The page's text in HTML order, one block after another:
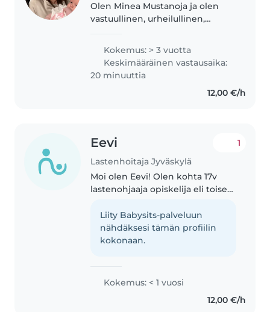
Olen Minea Mustanoja ja olen
vastuullinen, urheilullinen,
ikäinen lastenhoitaja. Minulla on
3 vuoden kokemus vauvojen,
taaperoiden, esikoululaisten..
Kokemus: > 3 vuotta
Keskimääräinen vastausaika:
20 minuuttia
12,00 €/h
Eevi
Lastenhoitaja Jyväskylä
1
Moi olen Eevi! Olen kohta 17v
lastenohjaaja opiskelija eli toisen
jonkinverran kokemusta lapsista
koska olen ollut kahdessa
harjottelussa päiväkodissa..
Liity Babysits-palveluun
nähdäksesi tämän profiilin
kokonaan.
Kokemus: < 1 vuosi
12,00 €/h